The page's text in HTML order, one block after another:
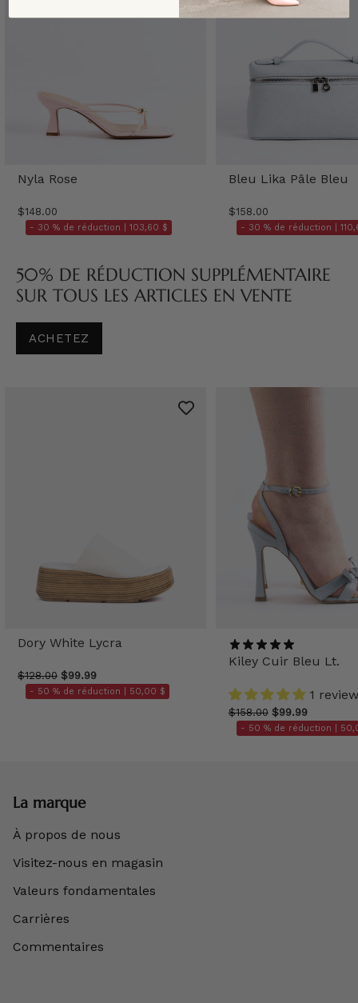
Nyla Rose
$148.00
- 30 % de réduction | 103,60 $
Bleu Lika Pâle Bleu
$158.00
- 30 % de réduction |
50% DE RÉDUCTION SUPPLÉMENTAIRE
SUR TOUS LES ARTICLES EN VENTE
ACHETEZ
Dory White Lycra
$128.00 $99.99
- 50 % de réduction | 50,00 $
Kiley Cuir Bleu Lt.
1 review
$158.00 $99.99
- 50 % de réduction |
La marque
À propos de nous
Visitez-nous en magasin
Valeurs fondamentales
Carrières
Commentaires